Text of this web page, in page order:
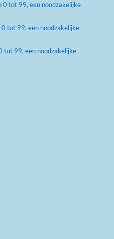
0 tot 99, een noodzakelijke
0 tot 99, een noodzakelijke
tot 99, een noodzakelijke